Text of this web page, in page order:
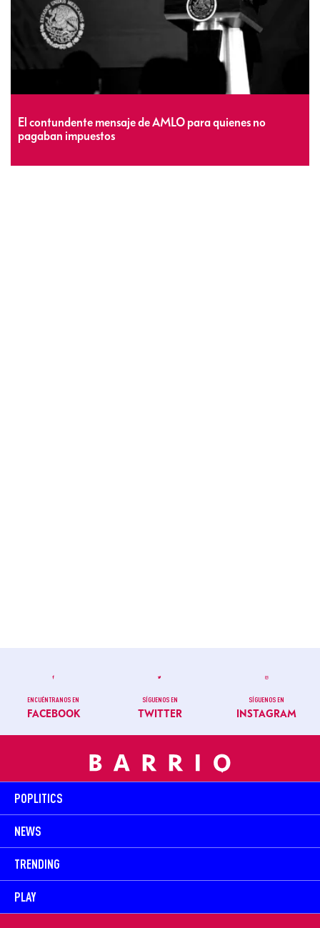
El contundente mensaje de AMLO para quienes no
pagaban impuestos
ENCUÉNTRANOS EN
FACEBOOK
SÍGUENOS EN
TWITTER
SÍGUENOS EN
INSTAGRAM
POPLITICS
NEWS
TRENDING
PLAY